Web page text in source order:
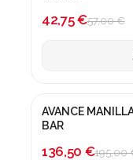
42,75 €57,00 €
¡En oferta!
AVANCE
BAR
136,50 €195,00